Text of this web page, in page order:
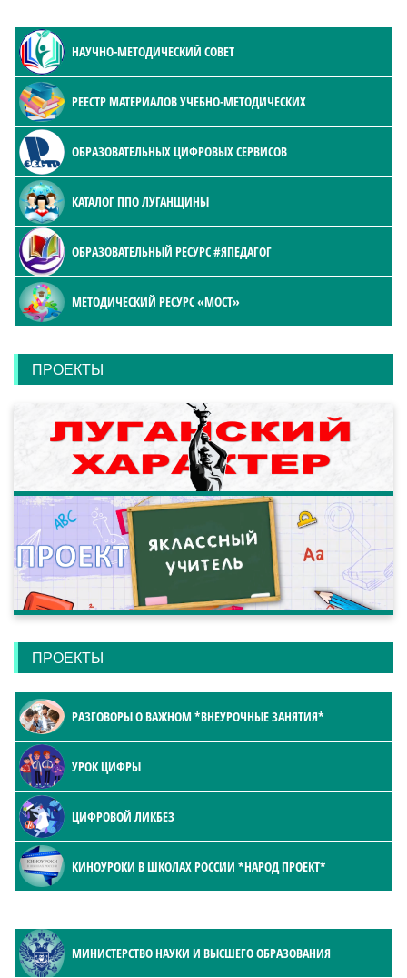
НАУЧНО-МЕТОДИЧЕСКИЙ СОВЕТ
РЕЕСТР МАТЕРИАЛОВ УЧЕБНО-МЕТОДИЧЕСКИХ
ОБРАЗОВАТЕЛЬНЫХ ЦИФРОВЫХ СЕРВИСОВ
КАТАЛОГ ППО ЛУГАНЩИНЫ
ОБРАЗОВАТЕЛЬНЫЙ РЕСУРС #ЯПЕДАГОГ
МЕТОДИЧЕСКИЙ РЕСУРС «МОСТ»
ПРОЕКТЫ
ПРОЕКТЫ
РАЗГОВОРЫ О ВАЖНОМ *ВНЕУРОЧНЫЕ ЗАНЯТИЯ*
УРОК ЦИФРЫ
ЦИФРОВОЙ ЛИКБЕЗ
КИНОУРОКИ В ШКОЛАХ РОССИИ *НАРОД ПРОЕКТ*
МИНИСТЕРСТВО НАУКИ И ВЫСШЕГО ОБРАЗОВАНИЯ